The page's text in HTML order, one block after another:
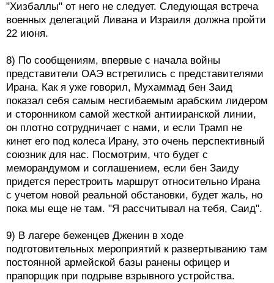
"Хизбаллы" от него не следует. Следующая встреча
военных делегаций Ливана и Израиля должна пройти
22 июня.
8) По сообщениям, впервые с начала войны
представители ОАЭ встретились с представителями
Ирана. Как я уже говорил, Мухаммад бен Заид
показал себя самым несгибаемым арабским лидером
и сторонником самой жесткой антииранской линии,
он плотно сотрудничает с нами, и если Трамп не
кинет его под колеса Ирану, это очень перспективный
союзник для нас. Посмотрим, что будет с
меморандумом и соглашением, если бен Заиду
придется перестроить маршрут относительно Ирана
с учетом новой реальной обстановки, будет жаль, но
пока мы еще не там. "Я рассчитывал на тебя, Саид".
9) В лагере беженцев Дженин в ходе
подготовительных мероприятий к развертыванию там
постоянной армейской базы ранены офицер и
прапорщик при подрыве взрывного устройства.